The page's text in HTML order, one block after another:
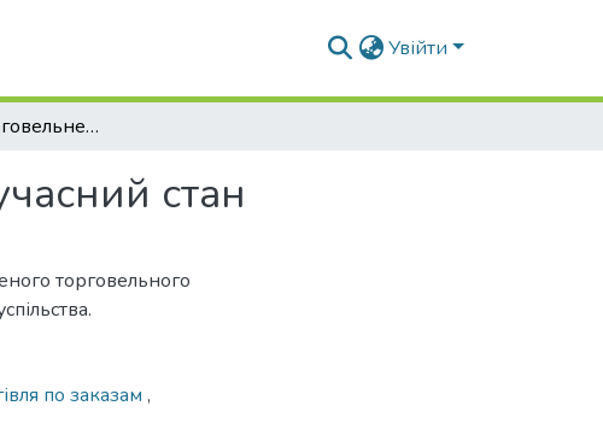
Увійти
Наближене торговельне обслуговування. Сучасний стан
стан
торговельного
по заказам ,